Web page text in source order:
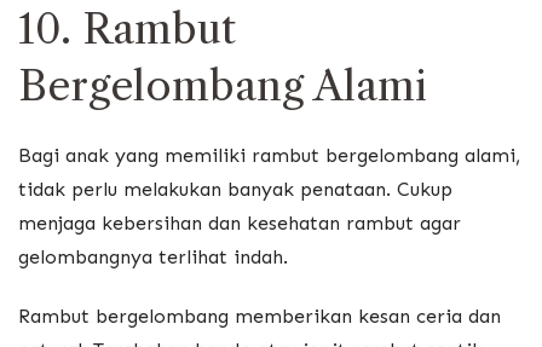
10. Rambut
Bergelombang Alami
Bagi anak yang memiliki rambut bergelombang alami,
tidak perlu melakukan banyak penataan. Cukup
menjaga kebersihan dan kesehatan rambut agar
gelombangnya terlihat indah.
Rambut bergelombang memberikan kesan ceria dan